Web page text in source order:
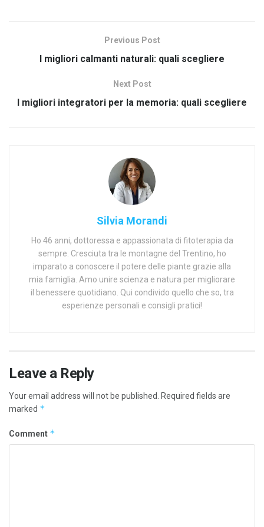
Previous Post
I migliori calmanti naturali: quali scegliere
Next Post
I migliori integratori per la memoria: quali scegliere
Silvia Morandi
Ho 46 anni, dottoressa e appassionata di fitoterapia da
sempre. Cresciuta tra le montagne del Trentino, ho
imparato a conoscere il potere delle piante grazie alla
mia famiglia. Amo unire scienza e natura per migliorare
il benessere quotidiano. Qui condivido quello che so, tra
esperienze personali e consigli pratici!
Leave a Reply
Your email address will not be published. Required fields are
marked *
Comment *